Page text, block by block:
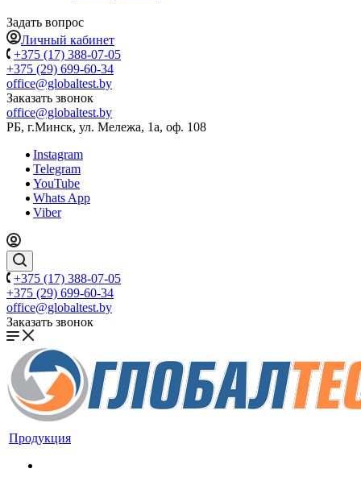
Задать вопрос
Личный кабинет
+375 (17) 388-07-05
+375 (29) 699-60-34
office@globaltest.by
Заказать звонок
office@globaltest.by
РБ, г.Минск, ул. Мележа, 1а, оф. 108
Instagram
Telegram
YouTube
Whats App
Viber
+375 (17) 388-07-05
+375 (29) 699-60-34
office@globaltest.by
Заказать звонок
Продукция